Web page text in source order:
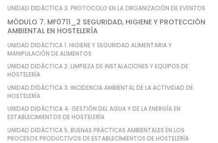
UNIDAD DIDÁCTICA 3. PROTOCOLO EN LA ORGANIZACIÓN DE EVENTOS
MÓDULO 7. MF0711_2 SEGURIDAD, HIGIENE Y PROTECCIÓN
AMBIENTAL EN HOSTELERÍA
UNIDAD DIDÁCTICA 1. HIGIENE Y SEGURIDAD ALIMENTARIA Y
MANIPULACIÓN DE ALIMENTOS
UNIDAD DIDÁCTICA 2. LIMPIEZA DE INSTALACIONES Y EQUIPOS DE
HOSTELERÍA
UNIDAD DIDÁCTICA 3. INCIDENCIA AMBIENTAL DE LA ACTIVIDAD DE
HOSTELERÍA
UNIDAD DIDÁCTICA 4. GESTIÓN DEL AGUA Y DE LA ENERGÍA EN
ESTABLECIMIENTOS DE HOSTELERÍA
UNIDAD DIDÁCTICA 5. BUENAS PRÁCTICAS AMBIENTALES EN LOS
PROCESOS PRODUCTIVOS DE ESTABLECIMIENTOS DE HOSTELERÍA